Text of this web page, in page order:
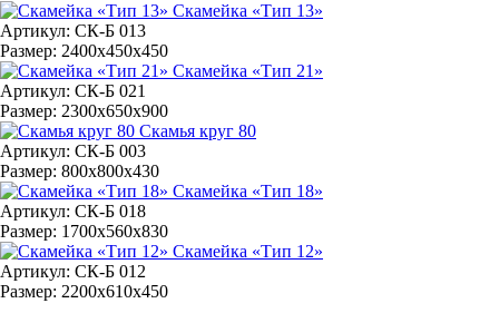
Скамейка «Тип 13»
Артикул: СК-Б 013
Размер: 2400х450х450
Скамейка «Тип 21»
Артикул: СК-Б 021
Размер: 2300х650х900
Скамья круг 80
Артикул: СК-Б 003
Размер: 800х800х430
Скамейка «Тип 18»
Артикул: СК-Б 018
Размер: 1700х560х830
Скамейка «Тип 12»
Артикул: СК-Б 012
Размер: 2200х610х450